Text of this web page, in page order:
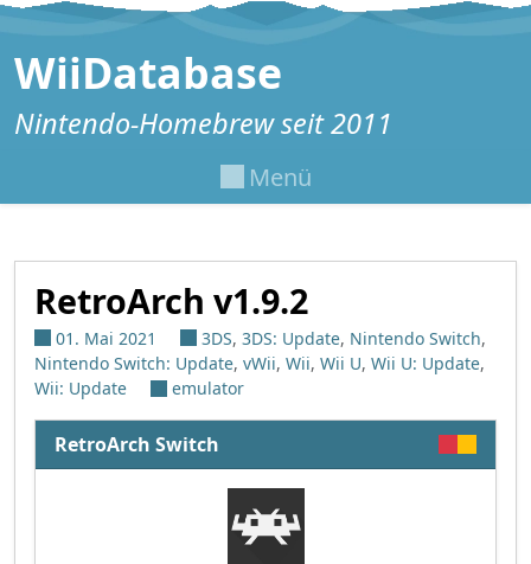
Zum Inhalt springen
WiiDatabase
Nintendo-Homebrew seit 2011
Menü
RetroArch v1.9.2
01. Mai 2021 3DS, 3DS: Update, Nintendo Switch,
Nintendo Switch: Update, vWii, Wii, Wii U, Wii U: Update,
Wii: Update
emulator
RetroArch Switch